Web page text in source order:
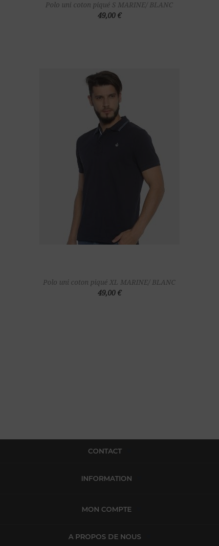
Polo uni coton piqué S MARINE/ BLANC
49,00 €
Polo uni coton piqué XL MARINE/ BLANC
49,00 €
CONTACT
INFORMATION
MON COMPTE
A PROPOS DE NOUS